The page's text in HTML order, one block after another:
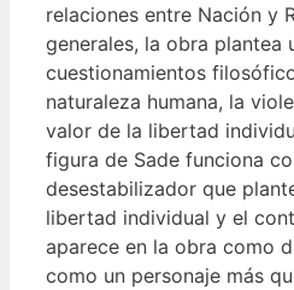
relaciones entre Nación y
generales, la obra plantea
cuestionamientos
naturaleza humana, la
valor de la libertad
figura de Sade funciona
desestabilizador que
libertad individual y el
aparece en la obra como
como un personaje más